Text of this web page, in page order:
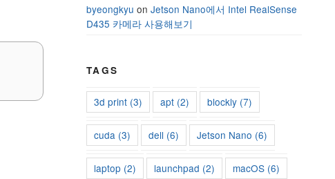
byeongkyu on Jetson Nano에서 Intel RealSense
D435 카메라 사용해보기
TAGS
3d print (3) apt (2) blockly (7)
cuda (3) dell (6) Jetson Nano (6)
laptop (2) launchpad (2) macOS (6)